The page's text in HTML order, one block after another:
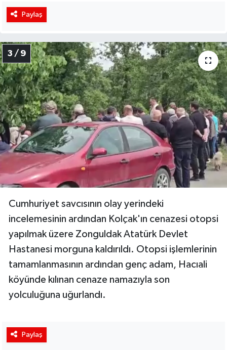
Paylaş
3 / 9
Cumhuriyet savcısının olay yerindeki
incelemesinin ardından Kolçak'ın cenazesi otopsi
yapılmak üzere Zonguldak Atatürk Devlet
Hastanesi morguna kaldırıldı. Otopsi işlemlerinin
tamamlanmasının ardından genç adam, Hacıali
köyünde kılınan cenaze namazıyla son
yolculuğuna uğurlandı.
Paylaş